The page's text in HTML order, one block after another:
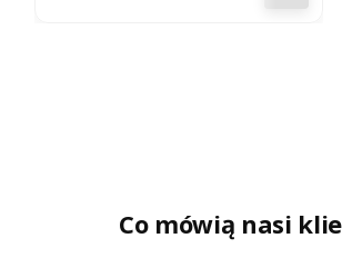
Co mówią nasi